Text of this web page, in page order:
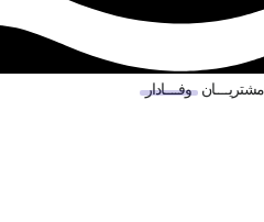
مشتریــــان وفــــادار